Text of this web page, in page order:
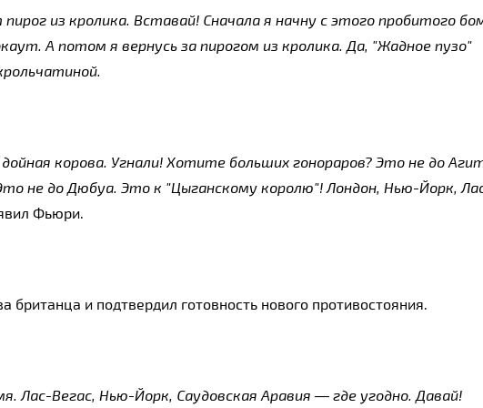
из кролика. Вставай! Сначала я начну с этого пробитого
А потом я вернусь за пирогом из кролика. Да, "Жадное пузо"
корова. Угнали! Хотите больших гонораров? Это не до
не до Дюбуа. Это к "Цыганскому королю"! Лондон, Нью-Йорк,
Фьюри.
британца и подтвердил готовность нового противостояния.
Лас-Вегас, Нью-Йорк, Саудовская Аравия — где угодно. Давай!